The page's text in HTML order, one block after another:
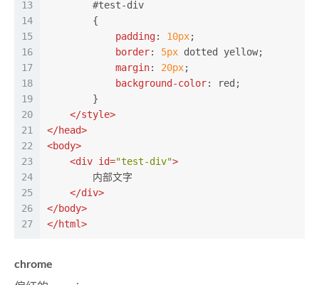
13
14
15
16
17
18
19
20
21
22
23
24
25
26
27
#test-div
        {
padding: 10px;
border: 5px dotted yellow;
margin: 20px;
background-color: red;
        }
</style>
</head>
<body>
<div id="test-div">
        内部文字
</div>
</body>
</html>
chrome